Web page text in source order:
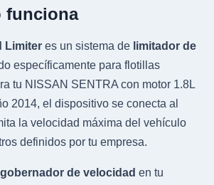
funciona
Limiteres un sistema de limitador de
específicamente para flotillas
tu NISSAN SENTRA con motor 1.8L
2014, el dispositivo se conecta al
la velocidad máxima del vehículo
definidos por tu empresa.
gobernador de velocidad en tu